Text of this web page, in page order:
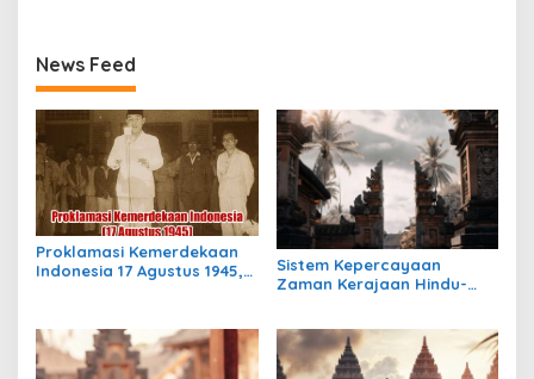
News Feed
Proklamasi Kemerdekaan
Indonesia 17 Agustus 1945,
Sistem Kepercayaan
Zaman Kerajaan Hindu-
Masih Bertahan